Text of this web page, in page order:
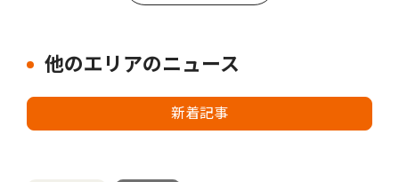
他のエリアのニュース
新着記事